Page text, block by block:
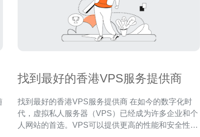
找到最好的香港VPS服务提供商
找到最好的香港VPS服务提供商 在如今的数字化时
代，虚拟私人服务器（VPS）已经成为许多企业和个
人网站的首选。VPS可以提供更高的性能和安全性，